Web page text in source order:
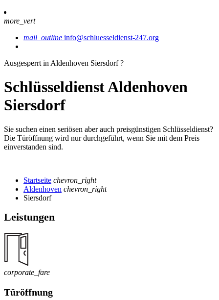
more_vert
mail_outline info@schluesseldienst-247.org
Ausgesperrt in Aldenhoven Siersdorf ?
Schlüsseldienst Aldenhoven
Siersdorf
Sie suchen einen seriösen aber auch preisgünstigen Schlüsseldienst?
Die Türöffnung wird nur durchgeführt, wenn Sie mit dem Preis
einverstanden sind.
Startseite chevron_right
Aldenhoven chevron_right
Siersdorf
Leistungen
corporate_fare
Türöffnung